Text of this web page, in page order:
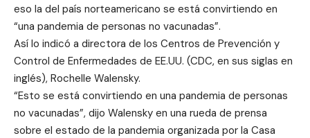
eso la del país norteamericano se está convirtiendo en
“una pandemia de personas no vacunadas”.
Así lo indicó a directora de los Centros de Prevención y
Control de Enfermedades de EE.UU. (CDC, en sus siglas en
inglés), Rochelle Walensky.
“Esto se está convirtiendo en una pandemia de personas
no vacunadas”, dijo Walensky en una rueda de prensa
sobre el estado de la pandemia organizada por la Casa